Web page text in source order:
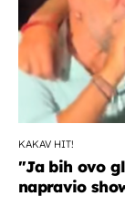
KAKAV HIT!
"Ja bih ovo
napravio